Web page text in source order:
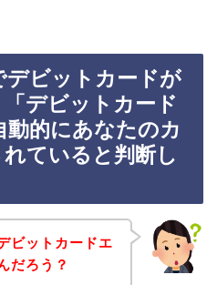
ビットカードが
デビットカード
的にあなたのカ
ていると判断し
ビットカードエ
だろう？